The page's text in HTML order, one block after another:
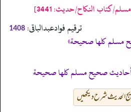
كتاب النكاح/حدیث: 3441]
ترقیم فوادعبدالباقی: 1408
مسلم كلها صحيحة»
صحيح مسلم كلها صحيحة
الحدیث شرح دیکھیں